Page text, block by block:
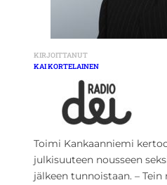
KIRJOITTANUT
KAI KORTELAINEN
Toimi Kankaanniemi
julkisuuteen nousseen
jälkeen tunnoistaan. – Tein